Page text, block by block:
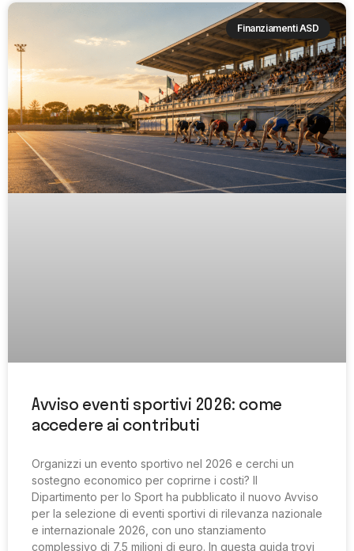
Finanziamenti ASD
Avviso eventi sportivi 2026: come
accedere ai contributi
Organizzi un evento sportivo nel 2026 e cerchi un
sostegno economico per coprirne i costi? Il
Dipartimento per lo Sport ha pubblicato il nuovo Avviso
per la selezione di eventi sportivi di rilevanza nazionale
e internazionale 2026, con uno stanziamento
complessivo di 7,5 milioni di euro. In questa guida trovi